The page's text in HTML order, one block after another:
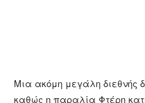
Μια ακόμη μεγάλη διεθνής
καθώς η παραλία Φτέρη